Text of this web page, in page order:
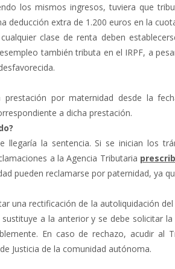
los mismos ingresos, tuviera que
deducción extra de 1.200 euros en la
clase de renta deben
también tributa en el IRPF, a
por maternidad desde la
a dicha prestación.
la sentencia. Si se inician los
a la Agencia Tributaria
pueden reclamarse por paternidad, ya
una rectificación de la autoliquidación
sustituye a la anterior y se debe solicitar
En caso de rechazo, acudir al
Justicia de la comunidad autónoma.